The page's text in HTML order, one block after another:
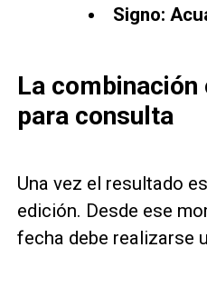
Signo:
La
para consulta
Una vez el resultado
edición. Desde ese
fecha debe realizarse